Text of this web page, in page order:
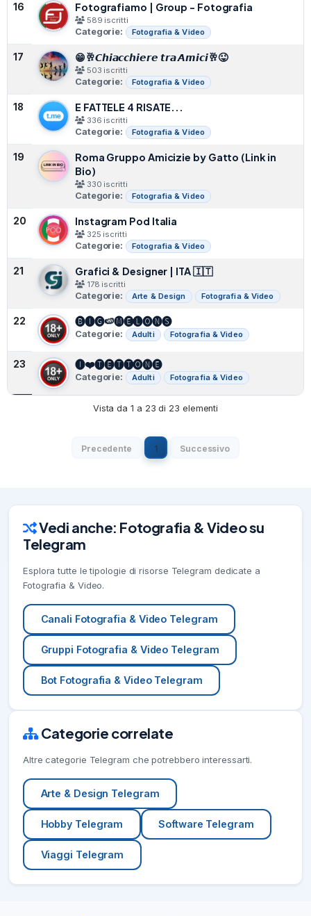
16 Fotografiamo | Group - Fotografia
589 iscritti
Categorie: Fotografia & Video
17 😁🥂𝘾𝙝𝙞𝙖𝙘𝙘𝙝𝙞𝙚𝙧𝙚 𝙩𝙧𝙖 𝘼𝙢𝙞𝙘𝙞🥂😜
503 iscritti
Categorie: Fotografia & Video
18 E FATTELE 4 RISATE...
336 iscritti
Categorie: Fotografia & Video
19
Roma Gruppo Amicizie by Gatto (Link in
Bio)
330 iscritti
Categorie: Fotografia & Video
20 Instagram Pod Italia
325 iscritti
Categorie: Fotografia & Video
21 Grafici & Designer | ITA 🇮🇹
178 iscritti
Categorie: Arte & Design Fotografia & Video
22 🅑🅘🅖🍉🅜🅔🅛🅞🅝🅢
Categorie: Adulti Fotografia & Video
23 🅘❤️🅣🅔🅣🅣🅞🅝🅔
Categorie: Adulti Fotografia & Video
Vista da 1 a 23 di 23 elementi
Precedente 1 Successivo
Vedi anche: Fotografia & Video su
Telegram
Esplora tutte le tipologie di risorse Telegram dedicate a
Fotografia & Video.
Canali Fotografia & Video Telegram
Gruppi Fotografia & Video Telegram
Bot Fotografia & Video Telegram
Categorie correlate
Altre categorie Telegram che potrebbero interessarti.
Arte & Design Telegram
Hobby Telegram Software Telegram
Viaggi Telegram